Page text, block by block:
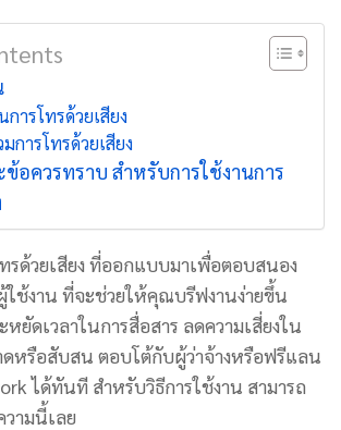
การโทรด้วยเสียง
มการโทรด้วยเสียง
อควรทราบ สำหรับการใช้งานการ
รด้วยเสียง ที่ออกแบบมาเพื่อตอบสนอง
ใช้งาน ที่จะช่วยให้คุณบรีฟงานง่ายขึ้น
หยัดเวลาในการสื่อสาร ลดความเสี่ยงใน
ดหรือสับสน ตอบโต้กับผู้ว่าจ้างหรือฟรีแลน
ได้ทันที สำหรับวิธีการใช้งาน สามารถ
ามนี้เลย